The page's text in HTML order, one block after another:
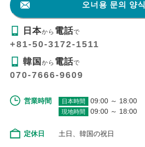
오너용 문의 양식
日本から 電話で
+81-50-3172-1511
韓国から 電話で
070-7666-9609
営業時間 日本時間 09:00 ～ 18:00
現地時間 09:00 ～ 18:00
定休日 土日、韓国の祝日